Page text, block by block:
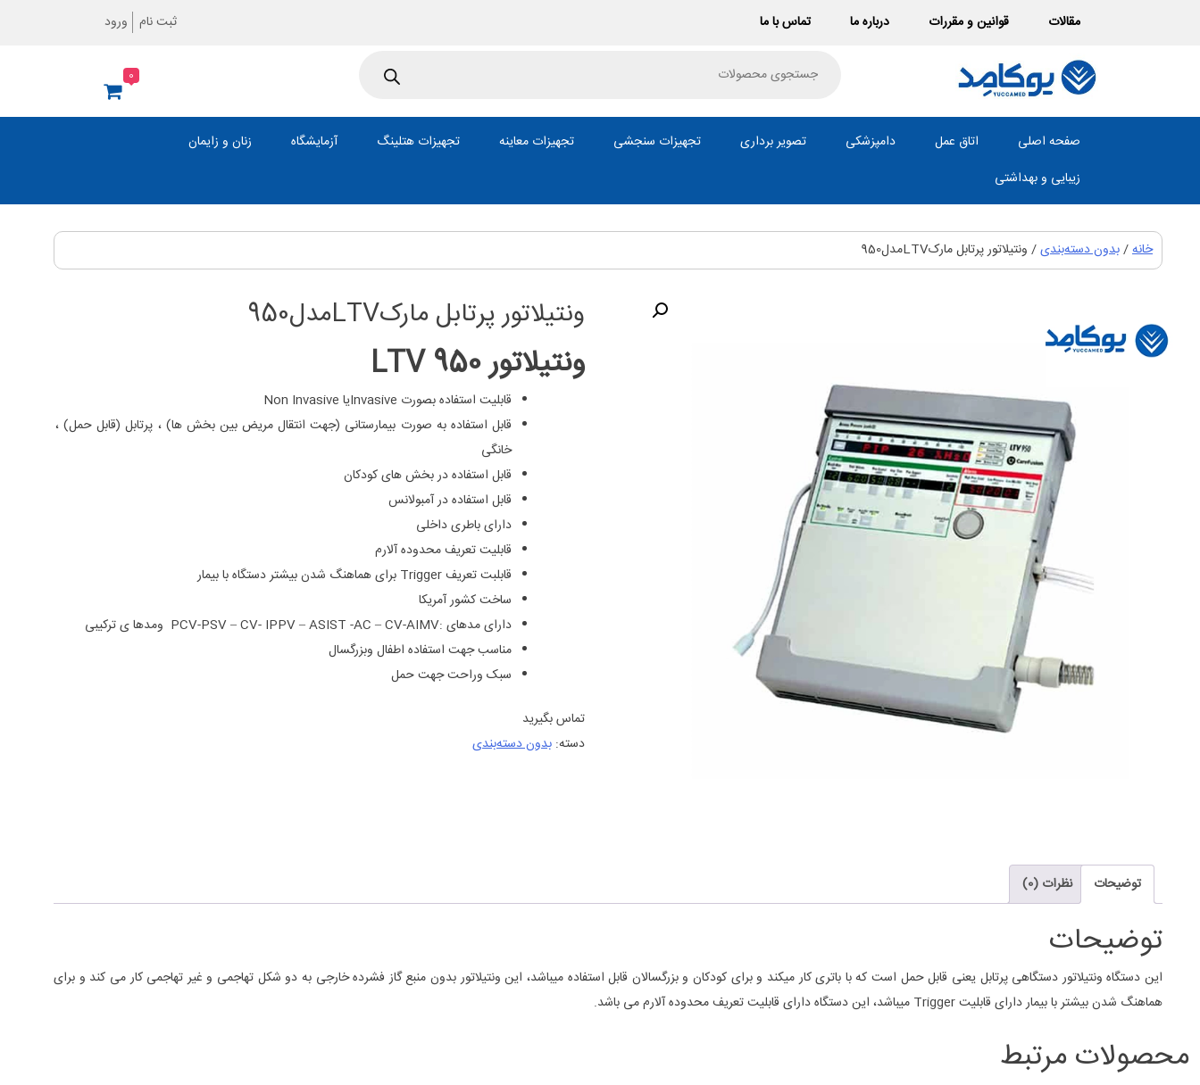
مقالات قوانین و مقررات درباره ما تماس با ما ثبت نام ورود
search
0
صفحه اصلی اتاق عمل دامپزشکی تصویر برداری تجهیزات سنجشی تجهیزات معاینه تجهیزات هتلینگ آزمایشگاه
زنان و زایمان
زیبایی و بهداشتی
خانه/بدون دسته‌بندی/ ونتیلاتور پرتابل مارکLTVمدل950
ونتیلاتور پرتابل مارکLTVمدل950
ونتیلاتور LTV 950
قابلیت استفاده بصورت Invasiveیا Non Invasive
قابل استفاده به صورت بیمارستانی (جهت انتقال مریض بین بخش ها) ، پرتابل (قابل حمل) ،
خانگی
قابل استفاده در بخش های کودکان
قابل استفاده در آمبولانس
دارای باطری داخلی
قابلیت تعریف محدوده آلارم
قابلبت تعریف Trigger برای هماهنگ شدن بیشتر دستگاه با بیمار
ساخت کشور آمریکا
دارای مدهای :PCV-PSV – CV- IPPV – ASIST -AC – CV-AIMV ومدها ی ترکیبی
مناسب جهت استفاده اطفال وبزرگسال
سبک وراحت جهت حمل
تماس بگیرید
دسته:بدون دسته‌بندی
توضیحات نظرات (0)
توضیحات
این دستگاه ونتیلاتور دستگاهی پرتابل یعنی قابل حمل است که با باتری کار میکند و برای کودکان و بزرگسالان قابل استفاده میباشد، این ونتیلاتور بدون منبع گاز فشرده خارجی به دو شکل تهاجمی و غیر تهاجمی کار می کند و برای
هماهنگ شدن بیشتر با بیمار دارای قابلیت Trigger میباشد، این دستگاه دارای قابلیت تعریف محدوده آلارم می باشد.
محصولات مرتبط